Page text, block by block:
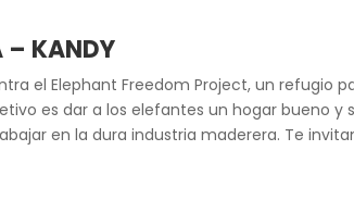
– KANDY
el Elephant Freedom Project, un refugio
es dar a los elefantes un hogar bueno
en la dura industria maderera. Te